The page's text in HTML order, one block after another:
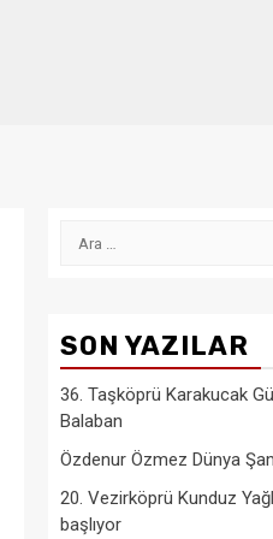
Arama:
SON YAZILAR
36. Taşköprü Karakucak
Balaban
Özdenur Özmez Dünya
20. Vezirköprü Kunduz
başlıyor